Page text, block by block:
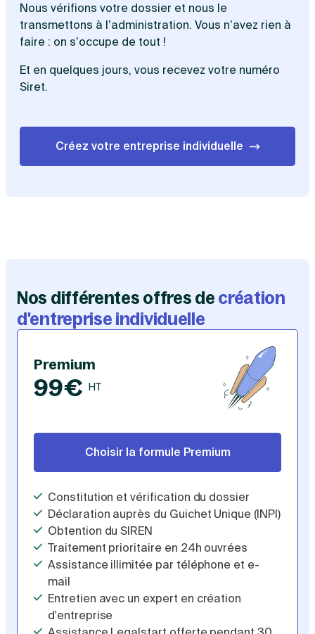
Nous vérifions votre dossier et nous le
transmettons à l’administration. Vous n’avez rien à
faire : on s’occupe de tout !
Et en quelques jours, vous recevez votre numéro
Siret.
Créez votre entreprise individuelle
Nos différentes offres de création
d'entreprise individuelle
Choisie par 7 entrepreneurs sur 10
Premium
99€ HT
Choisir la formule Premium
Constitution et vérification du dossier
Déclaration auprès du Guichet Unique (INPI)
Obtention du SIREN
Traitement prioritaire en 24h ouvrées
Assistance illimitée par téléphone et e-
mail
Entretien avec un expert en création
d'entreprise